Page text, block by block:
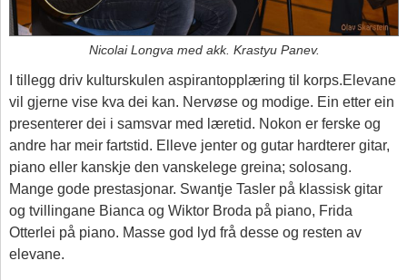
Nicolai Longva med akk. Krastyu Panev.
I tillegg driv kulturskulen aspirantopplæring til korps.Elevane
vil gjerne vise kva dei kan. Nervøse og modige. Ein etter ein
presenterer dei i samsvar med læretid. Nokon er ferske og
andre har meir fartstid. Elleve jenter og gutar hardterer gitar,
piano eller kanskje den vanskelege greina; solosang.
Mange gode prestasjonar. Swantje Tasler på klassisk gitar
og tvillingane Bianca og Wiktor Broda på piano, Frida
Otterlei på piano. Masse god lyd frå desse og resten av
elevane.